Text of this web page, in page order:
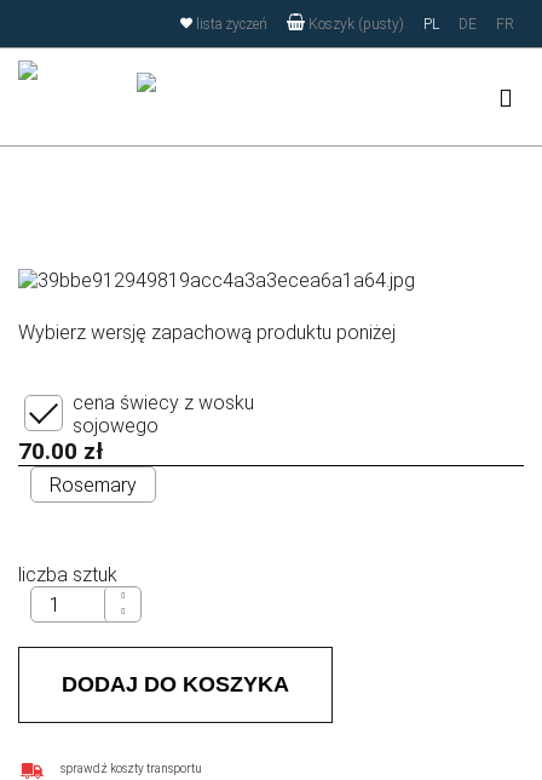
Strona korzysta z plików cookies w celu realizacji usług i
Polityką Plików CookiesorazRODO. Możesz określić
warunki przechowywania lub dostępu do plików cookies w
Twojej przeglądarce.
lista życzeń Koszyk (pusty) PL DE FR
Wybierz wersję zapachową produktu poniżej
cena świecy z wosku
sojowego
70.00 zł
liczba sztuk
DODAJ DO KOSZYKA
sprawdź koszty transportu